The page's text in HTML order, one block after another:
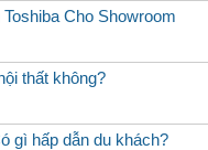
Cho Showroom
thất không?
gì hấp dẫn du khách?